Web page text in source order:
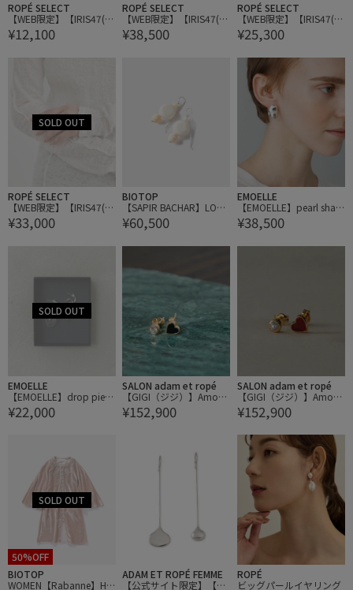
ROPÉ SELECT
【WEB限定】【IRIS47(イ
リス)】gaia petite earrin
¥12,100
ROPÉ SELECT
【WEB限定】【IRIS47(イ
リス)】armor ring
¥38,500
ROPÉ SELECT
【WEB限定】【IRIS47(イ
¥25,300
ROPÉ SELECT
【WEB限定】【IRIS47(イ
¥33,000
BIOTOP
【SAPIR BACHAR】LON
G CARVED CORAL EARRI
¥60,500
EMOELLE
【EMOELLE】pearl shap
ed silver pierced earrings
¥38,500
EMOELLE
【EMOELLE】drop pierc
ed earrings
¥22,000
SALON adam et ropé
【GIGI（ジジ）】Amour
earrings
¥152,900
SALON adam et ropé
【GIGI（ジジ）】Amour
earrings
¥152,900
50%OFF
BIOTOP
WOMEN【Rabanne】HA
ADAM ET ROPÉ FEMME
【公式サイト限定】【Ri
ROPÉ
ビッグパールイヤリング